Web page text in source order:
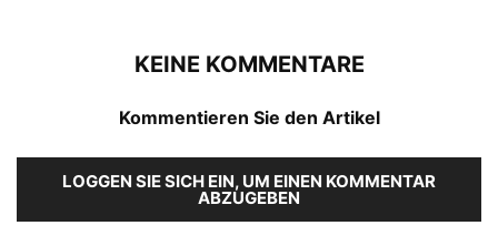
KEINE KOMMENTARE
Kommentieren Sie den Artikel
LOGGEN SIE SICH EIN, UM EINEN KOMMENTAR
ABZUGEBEN